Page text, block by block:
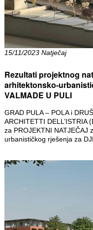
15/11/2023 Natječaj
Rezultati projektnog
arhitektonsko-
VALMADE U PULI
GRAD PULA – POLA i
ARCHITETTI DELL’ISTRIA
za PROJEKTNI NATJEČAJ
urbanističkog rješenja za